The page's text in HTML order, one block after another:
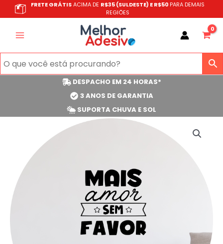
para
FRETE GRÁTISACIMA DE R$35 (SULDESTE) E R$50 PARA DEMAIS
REGIÕES
DESPACHO EM 24 HORAS*
3 ANOS DE GARANTIA
SUPORTA CHUVA E SOL